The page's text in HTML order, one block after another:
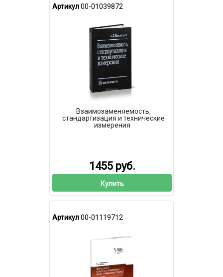
Артикул00-01039872
Взаимозаменяемость,
стандартизация и технические
измерения
1455 руб.
Купить
Артикул00-01119712